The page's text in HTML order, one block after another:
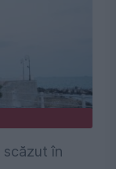
în